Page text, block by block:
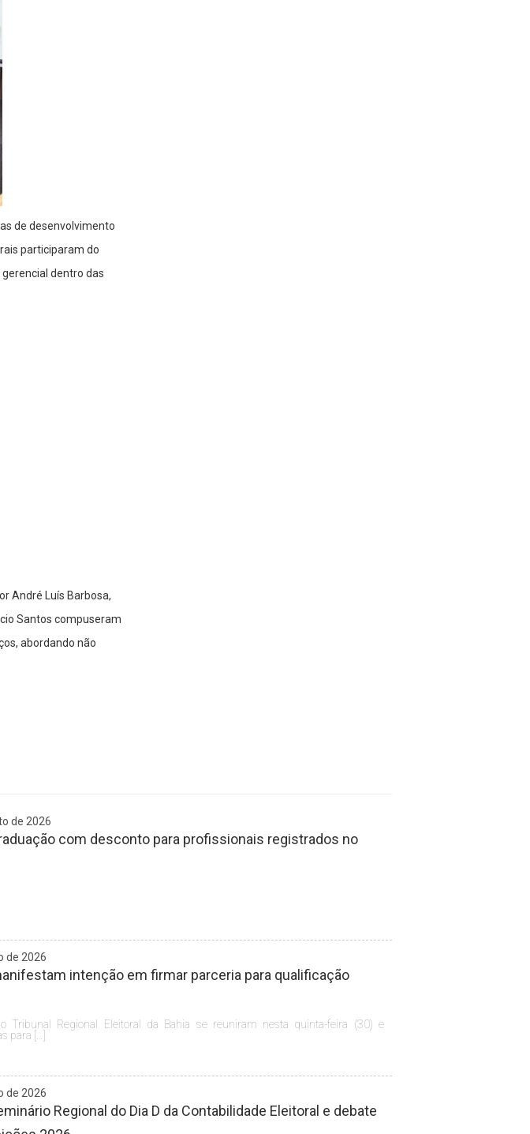
de desenvolvimento
participaram do
dentro das
André Luís Barbosa,
Santos compuseram
abordando não
de 2026
com desconto para profissionais registrados no
de 2026
intenção em firmar parceria para qualificação
Tribunal Regional Eleitoral da Bahia se reuniram nesta quinta-feira (30) e
para […]
de 2026
Regional do Dia D da Contabilidade Eleitoral e debate